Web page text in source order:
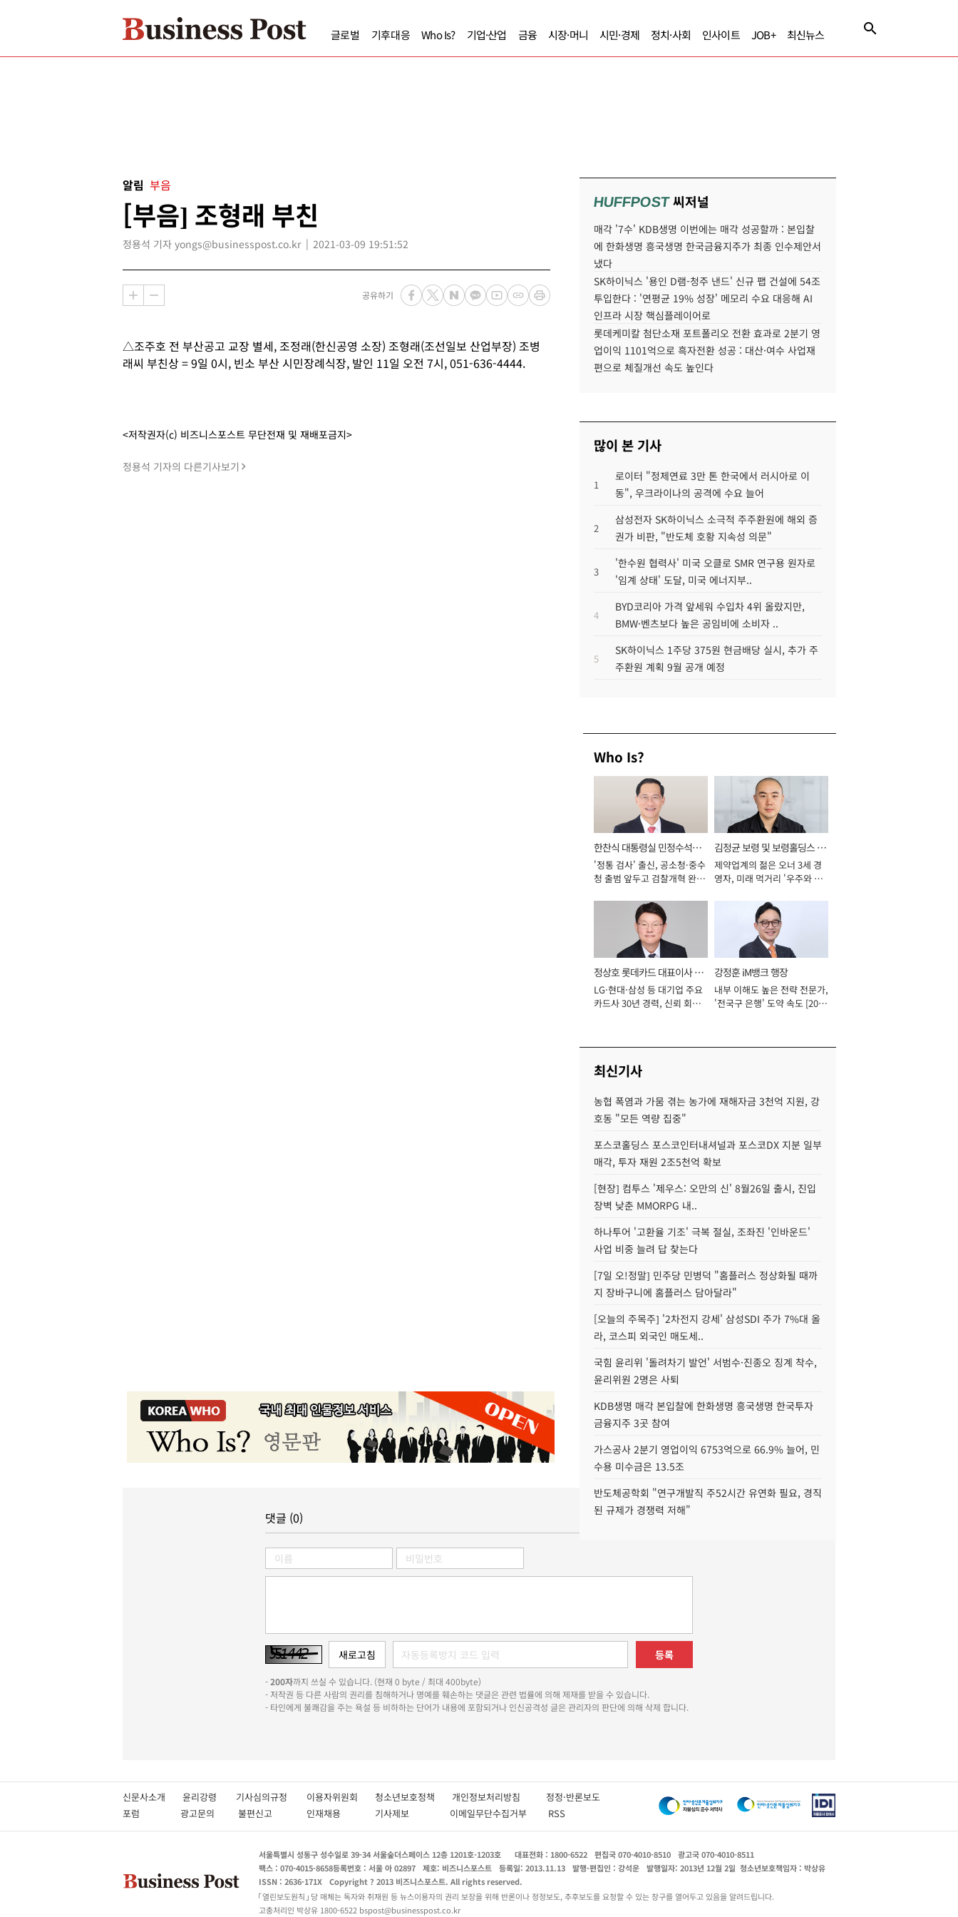
글로벌 기후대응 Who Is? 기업·산업 금융 시장·머니 시민·경제 정치·사회 인사이트 JOB+ 최신뉴스
알림 부음
[부음] 조형래 부친
정용석 기자 yongs@businesspost.co.kr 2021-03-09 19:51:52
공유하기
△조주호 전 부산공고 교장 별세, 조정래(한신공영 소장) 조형래(조선일보 산업부장) 조병
래씨 부친상 = 9일 0시, 빈소 부산 시민장례식장, 발인 11일 오전 7시, 051-636-4444.
<저작권자(c) 비즈니스포스트 무단전재 및 재배포금지>
정용석 기자의 다른기사보기
HUFFPOST씨저널
매각 '7수' KDB생명 이번에는 매각 성공할까 : 본입찰
에 한화생명 흥국생명 한국금융지주가 최종 인수제안서
냈다
SK하이닉스 '용인 D램-청주 낸드' 신규 팹 건설에 54조
투입한다 : '연평균 19% 성장' 메모리 수요 대응해 AI
인프라 시장 핵심플레이어로
롯데케미칼 첨단소재 포트폴리오 전환 효과로 2분기 영
업이익 1101억으로 흑자전환 성공 : 대산·여수 사업재
편으로 체질개선 속도 높인다
많이 본 기사
1
로이터 "정제연료 3만 톤 한국에서 러시아로 이
동", 우크라이나의 공격에 수요 늘어
2
삼성전자 SK하이닉스 소극적 주주환원에 해외 증
권가 비판, "반도체 호황 지속성 의문"
3
'한수원 협력사' 미국 오클로 SMR 연구용 원자로
'임계 상태' 도달, 미국 에너지부..
4
BYD코리아 가격 앞세워 수입차 4위 올랐지만,
BMW·벤츠보다 높은 공임비에 소비자 ..
5
SK하이닉스 1주당 375원 현금배당 실시, 추가 주
주환원 계획 9월 공개 예정
Who Is?
한찬식 대통령실 민정수석비
서관
'정통 검사' 출신, 공소청·중수
청 출범 앞두고 검찰개혁 완수
김정균 보령 및 보령홀딩스 대
표이사 사장
제약업계의 젊은 오너 3세 경
영자, 미래 먹거리 '우주와 헬
정상호 롯데카드 대표이사 사
장
LG·현대·삼성 등 대기업 주요
카드사 30년 경력, 신뢰 회복
강정훈 iM뱅크 행장
내부 이해도 높은 전략 전문가,
'전국구 은행' 도약 속도 [2026
최신기사
농협 폭염과 가뭄 겪는 농가에 재해자금 3천억 지원, 강
호동 "모든 역량 집중"
포스코홀딩스 포스코인터내셔널과 포스코DX 지분 일부
매각, 투자 재원 2조5천억 확보
[현장] 컴투스 '제우스: 오만의 신' 8월26일 출시, 진입
장벽 낮춘 MMORPG 내..
하나투어 '고환율 기조' 극복 절실, 조좌진 '인바운드'
사업 비중 늘려 답 찾는다
[7일 오!정말] 민주당 민병덕 "홈플러스 정상화될 때까
지 장바구니에 홈플러스 담아달라"
[오늘의 주목주] '2차전지 강세' 삼성SDI 주가 7%대 올
라, 코스피 외국인 매도세..
국힘 윤리위 '돌려차기 발언' 서범수·진종오 징계 착수,
윤리위원 2명은 사퇴
KDB생명 매각 본입찰에 한화생명 흥국생명 한국투자
금융지주 3곳 참여
가스공사 2분기 영업이익 6753억으로 66.9% 늘어, 민
수용 미수금은 13.5조
반도체공학회 "연구개발직 주52시간 유연화 필요, 경직
된 규제가 경쟁력 저해"
댓글 (0)
등록
-200자까지 쓰실 수 있습니다. (현재 0 byte / 최대 400byte)
- 저작권 등 다른 사람의 권리를 침해하거나 명예를 훼손하는 댓글은 관련 법률에 의해 제재를 받을 수 있습니다.
- 타인에게 불쾌감을 주는 욕설 등 비하하는 단어가 내용에 포함되거나 인신공격성 글은 관리자의 판단에 의해 삭제 합니다.
신문사소개 윤리강령 기사심의규정 이용자위원회 청소년보호정책 개인정보처리방침 정정·반론보도
포럼
광고문의 불편신고 인재채용 기사제보 이메일무단수집거부 RSS
서울특별시 성동구 성수일로 39-34 서울숲더스페이스 12층 1201호-1203호 대표전화 : 1800-6522 편집국 070-4010-8510
광고국 070-4010-8511
팩스 : 070-4015-8658등록번호 : 서울 아 02897 제호: 비즈니스포스트 등록일: 2013.11.13 발행·편집인 : 강석운 발행일자: 2013년 12월 2일 청소년보호책임자 : 박상유
ISSN : 2636-171X
Copyright ? 2013 비즈니스포스트. All rights reserved.
열린보도원칙
당 매체는 독자와 취재원 등 뉴스이용자의 권리 보장을 위해 반론이나 정정보도, 추후보도를 요청할 수 있는 창구를 열어두고 있음을 알려드립니다.
고충처리인 박상유 1800-6522 bspost@businesspost.co.kr